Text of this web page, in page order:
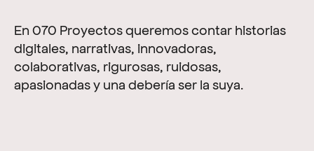
En 070 Proyectos queremos contar historias
digitales, narrativas, innovadoras,
colaborativas, rigurosas, ruidosas,
apasionadas y una debería ser la suya.